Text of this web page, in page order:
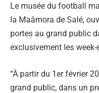
Le musée du football
la Maâmora de Salé,
portes au grand public
exclusivement les week-
“À partir du 1er février
grand public, dans un